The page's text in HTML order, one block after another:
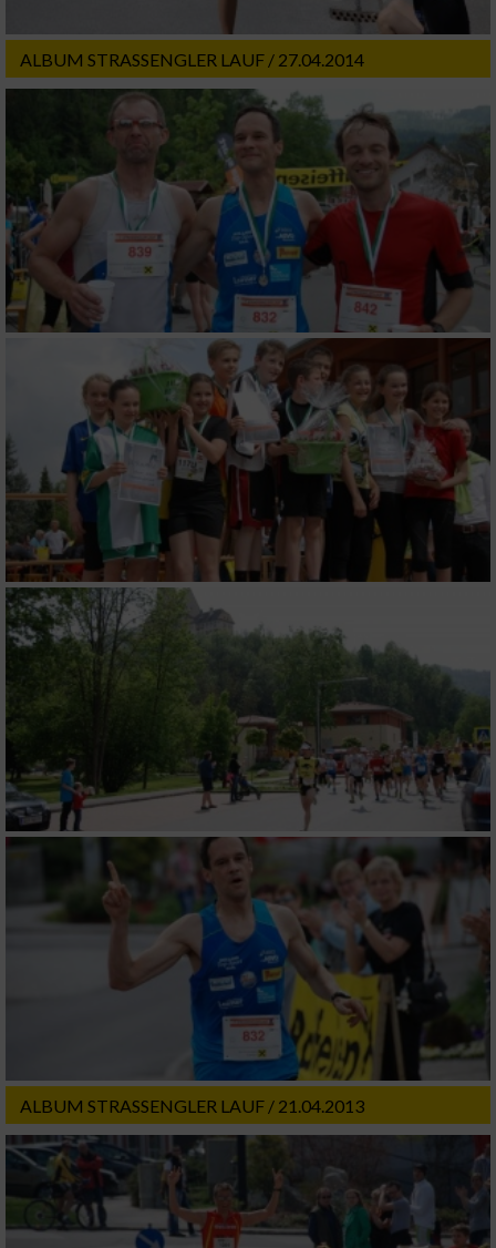
ALBUM STRASSENGLER LAUF / 27.04.2014
ALBUM STRASSENGLER LAUF / 21.04.2013
Funktional